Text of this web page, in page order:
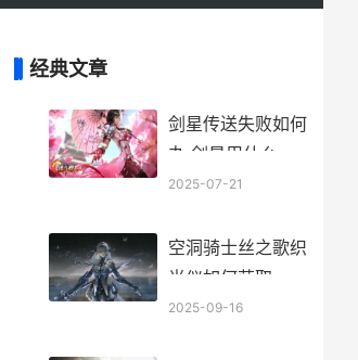
经典文章
剑星传送失败如何
办 剑星用什么装
备
2025-07-21
空洞骑士丝之歌织
光仪如何获取 空
洞骑士丝之歌地图
2025-09-16